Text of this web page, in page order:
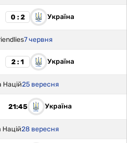
0 : 2 Україна
7 червня
2 : 1 Україна
Націй25 вересня
21:45 Україна
Націй28 вересня